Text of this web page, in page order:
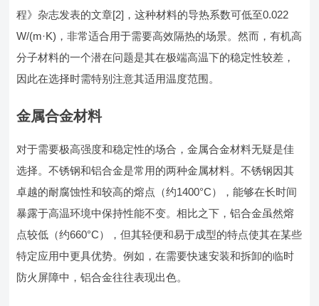
程》杂志发表的文章[2]，这种材料的导热系数可低至0.022
W/(m·K)，非常适合用于需要高效隔热的场景。然而，有机高
分子材料的一个潜在问题是其在极端高温下的稳定性较差，
因此在选择时需特别注意其适用温度范围。
金属合金材料
对于需要极高强度和稳定性的场合，金属合金材料无疑是佳
选择。不锈钢和铝合金是常用的两种金属材料。不锈钢因其
卓越的耐腐蚀性和较高的熔点（约1400°C），能够在长时间
暴露于高温环境中保持性能不变。相比之下，铝合金虽然熔
点较低（约660°C），但其轻便和易于成型的特点使其在某些
特定应用中更具优势。例如，在需要快速安装和拆卸的临时
防火屏障中，铝合金往往表现出色。